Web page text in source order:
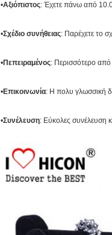
•Αξιόπιστος: Έχετε πάνω από
•Σχέδιο συνήθειας: Παρέχετε το
•Πεπειραμένος: Περισσότερο από
•Επικοινωνία: Η πολυ γλωσσική
•Συνέλευση: Εύκολες συνέλευση